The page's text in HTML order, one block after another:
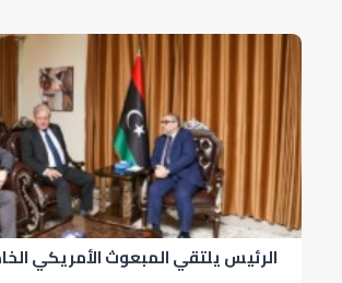
الرئيس يلتقي المبعوث الأمريكي